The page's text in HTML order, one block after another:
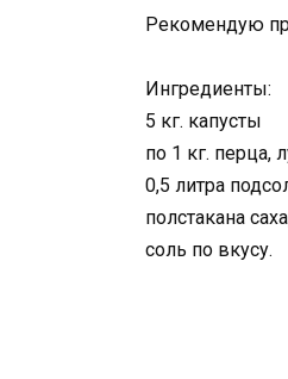
Рекомендую
Ингредиенты:
5 кг. капусты
по 1 кг. перца,
0,5 литра
полстакана
соль по вкусу.